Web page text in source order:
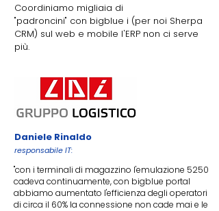
​Coordiniamo migliaia di
"padroncini" con bigblue i (per noi Sherpa
CRM) sul web e mobile l'ERP non ci serve
più.
Daniele Rinaldo
responsabile IT:
"con i terminali di magazzino l'emulazione 5250
cadeva continuamente, con bigblue portal
abbiamo aumentato l'efficienza degli operatori
di circa il 60% la connessione non cade mai e le